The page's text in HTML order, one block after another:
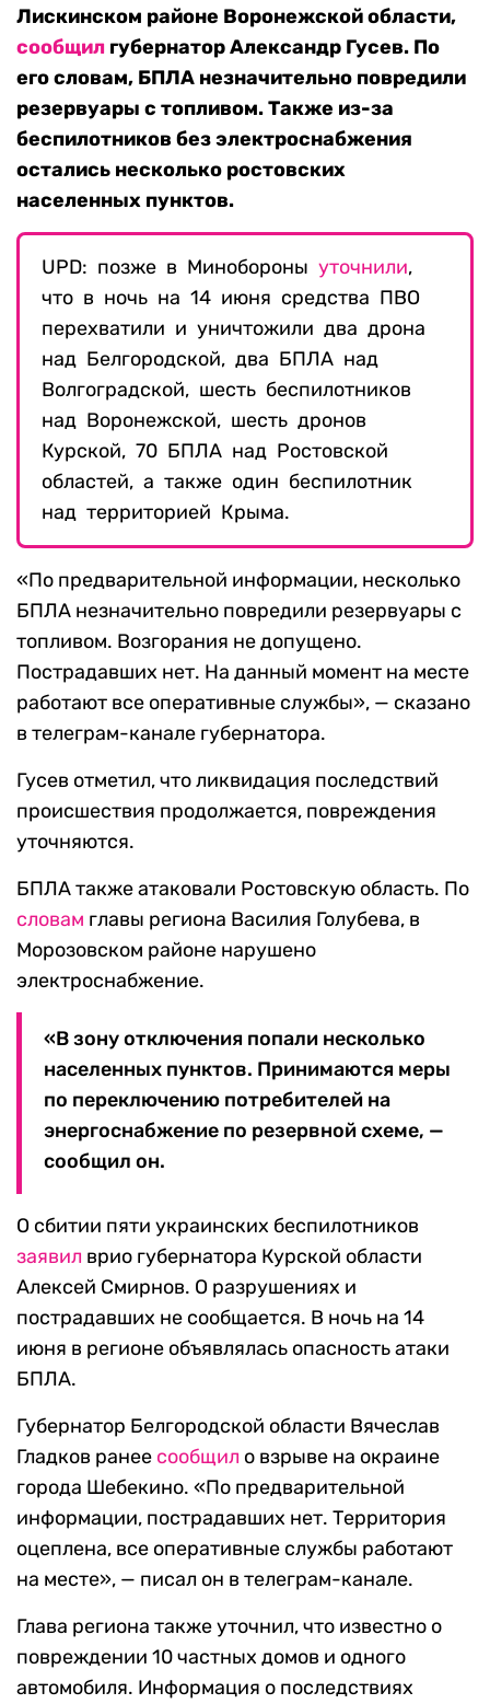
Лискинском районе Воронежской области,
сообщил губернатор Александр Гусев. По
его словам, БПЛА незначительно повредили
резервуары с топливом. Также из-за
беспилотников без электроснабжения
остались несколько ростовских
населенных пунктов.
UPD: позже в Минобороны уточнили,
что в ночь на 14 июня средства ПВО
перехватили и уничтожили два дрона
над Белгородской, два БПЛА над
Волгоградской, шесть беспилотников
над Воронежской, шесть дронов
Курской, 70 БПЛА над Ростовской
областей, а также один беспилотник
над территорией Крыма.
«По предварительной информации, несколько
БПЛА незначительно повредили резервуары с
топливом. Возгорания не допущено.
Пострадавших нет. На данный момент на месте
работают все оперативные службы», — сказано
в телеграм-канале губернатора.
Гусев отметил, что ликвидация последствий
происшествия продолжается, повреждения
уточняются.
БПЛА также атаковали Ростовскую область. По
словам главы региона Василия Голубева, в
Морозовском районе нарушено
электроснабжение.
«В зону отключения попали несколько
населенных пунктов. Принимаются меры
по переключению потребителей на
энергоснабжение по резервной схеме, —
сообщил он.
О сбитии пяти украинских беспилотников
заявил врио губернатора Курской области
Алексей Смирнов. О разрушениях и
пострадавших не сообщается. В ночь на 14
июня в регионе объявлялась опасность атаки
БПЛА.
Губернатор Белгородской области Вячеслав
Гладков ранее сообщил о взрыве на окраине
города Шебекино. «По предварительной
информации, пострадавших нет. Территория
оцеплена, все оперативные службы работают
на месте», — писал он в телеграм-канале.
Глава региона также уточнил, что известно о
повреждении 10 частных домов и одного
автомобиля. Информация о последствиях